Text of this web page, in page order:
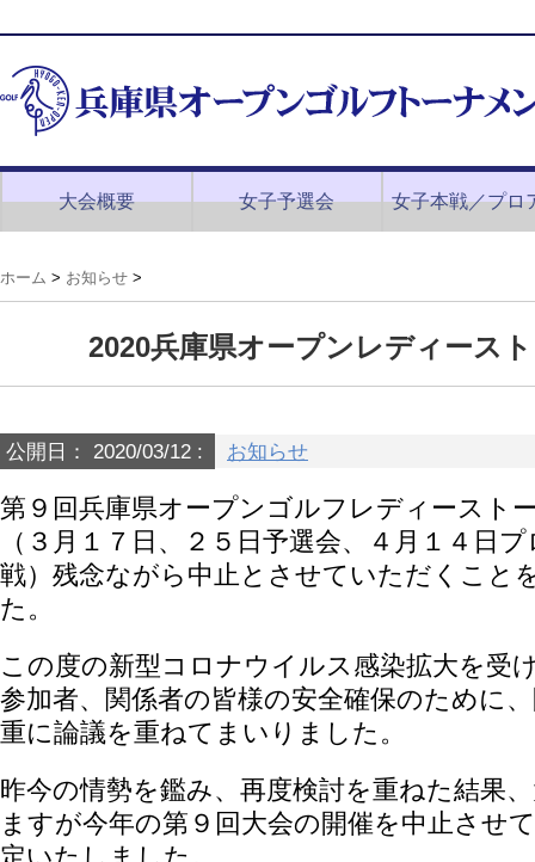
大会概要 女子予選会 女子本戦／プロ
ホーム > お知らせ >
2020兵庫県オープンレディース
公開日： 2020/03/12 : お知らせ
第９回兵庫県オープンゴルフレディースト
（３月１７日、２５日予選会、４月１４日
戦）残念ながら中止とさせていただくこと
た。
この度の新型コロナウイルス感染拡大を受
参加者、関係者の皆様の安全確保のために
重に論議を重ねてまいりました。
昨今の情勢を鑑み、再度検討を重ねた結果
ますが今年の第９回大会の開催を中止させ